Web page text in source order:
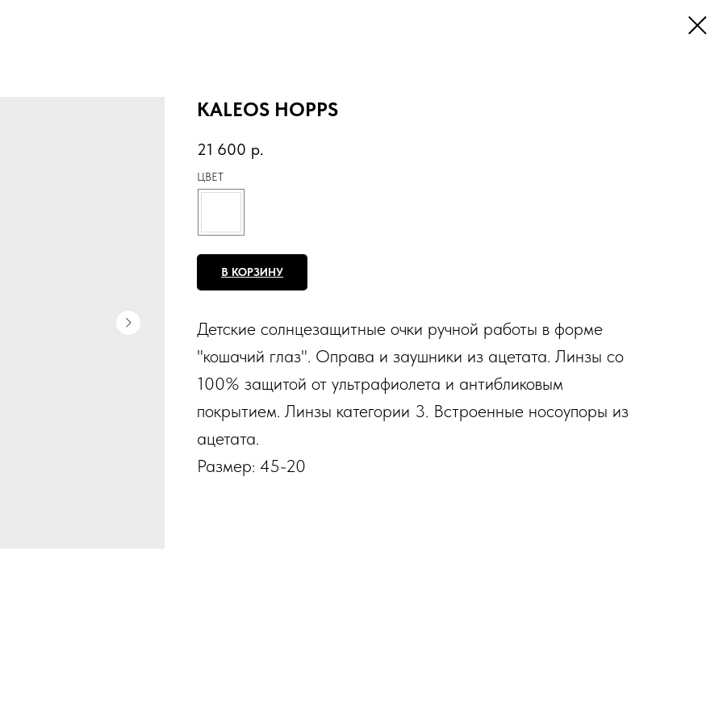
KALEOS HOPPS
21 600 р.
ЦВЕТ
В КОРЗИНУ
Детские солнцезащитные очки ручной работы в форме
"кошачий глаз". Оправа и заушники из ацетата. Линзы со
100% защитой от ультрафиолета и антибликовым
покрытием. Линзы категории 3. Встроенные носоупоры из
ацетата.
Размер: 45-20